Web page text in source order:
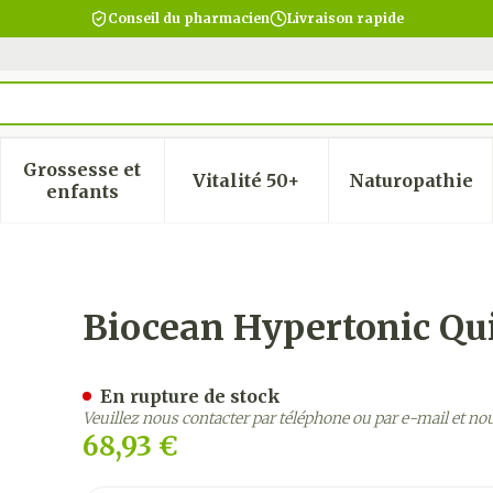
Conseil du pharmacien Livraison rapide
catégorie Beauté, soins et hygiène
sous-menu pour la catégorie Régime,
Grossesse et
enfantsAfficher le sous-menu pour la catégorie
Vitalité 50+Afficher le sous-menu
Naturopathie
Afficher
Amp 1000ml
Biocean Hypertonic
68,93 €
En rupture de stock
Veuillez nous contacter par téléphone ou par e-mail et